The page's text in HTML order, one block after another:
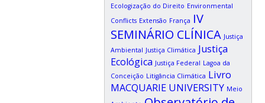
Ecologização do Direito Environmental
Conflicts Extensão França IV
SEMINÁRIO CLÍNICA Justiça
Ambiental Justiça Climática Justiça
Ecológica Justiça Federal Lagoa da
Conceição Litigância Climática Livro
MACQUARIE UNIVERSITY Meio